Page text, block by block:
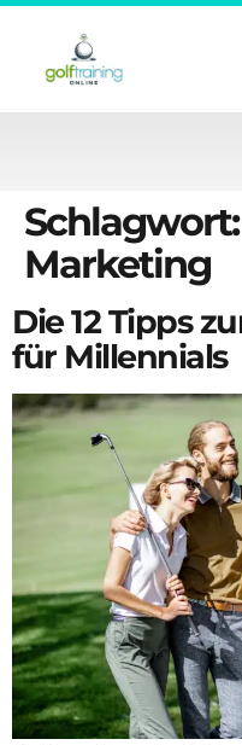
Schlagwort:
Marketing
Die 12 Tipps
für Millennials